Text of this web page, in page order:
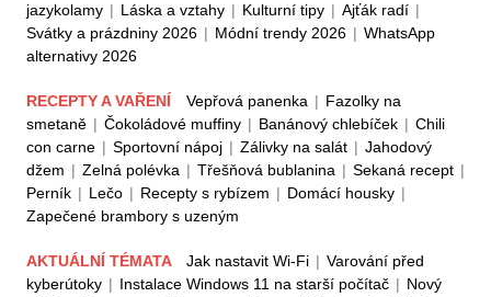
jazykolamy | Láska a vztahy | Kulturní tipy | Ajťák radí |
Svátky a prázdniny 2026 | Módní trendy 2026 | WhatsApp
alternativy 2026
RECEPTY A VAŘENÍ Vepřová panenka | Fazolky na
smetaně | Čokoládové muffiny | Banánový chlebíček | Chili
con carne | Sportovní nápoj | Zálivky na salát | Jahodový
džem | Zelná polévka | Třešňová bublanina | Sekaná recept |
Perník | Lečo | Recepty s rybízem | Domácí housky |
Zapečené brambory s uzeným
AKTUÁLNÍ TÉMATA Jak nastavit Wi-Fi | Varování před
kyberútoky | Instalace Windows 11 na starší počítač | Nový